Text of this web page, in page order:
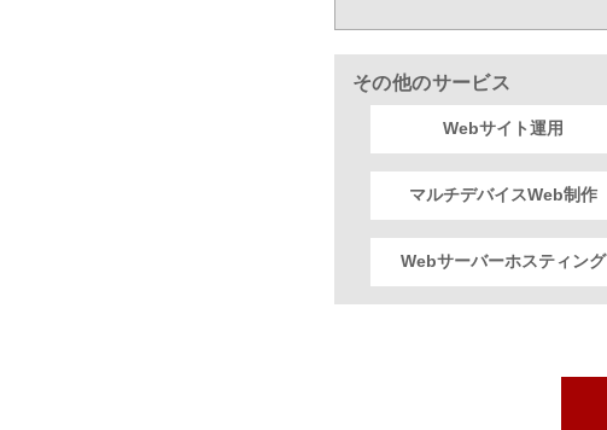
その他のサービス
Webサイト運用
マルチデバイスWeb制作
Webサーバーホスティング